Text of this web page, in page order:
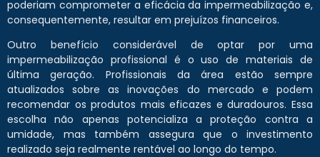
poderiam comprometer a eficácia da impermeabilização e,
consequentemente, resultar em prejuízos financeiros.
Outro benefício considerável de optar por uma
impermeabilização profissional é o uso de materiais de
última geração. Profissionais da área estão sempre
atualizados sobre as inovações do mercado e podem
recomendar os produtos mais eficazes e duradouros. Essa
escolha não apenas potencializa a proteção contra a
umidade, mas também assegura que o investimento
realizado seja realmente rentável ao longo do tempo.